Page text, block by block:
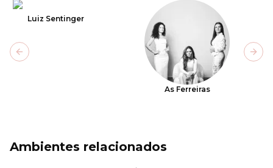
Luiz Sentinger
As Ferreiras
Previous slide
Ambientes relacionados